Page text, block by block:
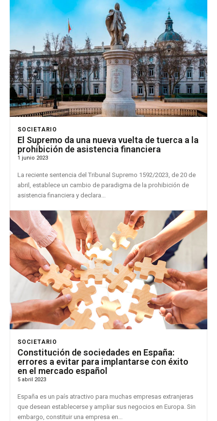
SOCIETARIO
El Supremo da una nueva vuelta de tuerca a la
prohibición de asistencia financiera
1 junio 2023
La reciente sentencia del Tribunal Supremo 1592/2023, de 20 de
abril, establece un cambio de paradigma de la prohibición de
asistencia financiera y declara...
SOCIETARIO
Constitución de sociedades en España:
errores a evitar para implantarse con éxito
en el mercado español
5 abril 2023
España es un país atractivo para muchas empresas extranjeras
que desean establecerse y ampliar sus negocios en Europa. Sin
embargo, constituir una empresa en...